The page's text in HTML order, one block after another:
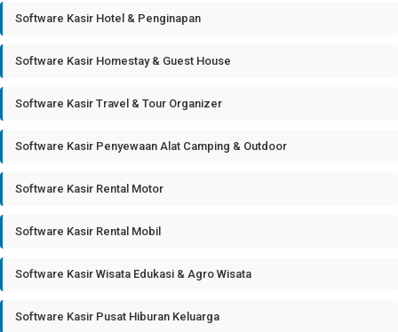
Software Kasir Hotel & Penginapan
Software Kasir Homestay & Guest House
Software Kasir Travel & Tour Organizer
Software Kasir Penyewaan Alat Camping & Outdoor
Software Kasir Rental Motor
Software Kasir Rental Mobil
Software Kasir Wisata Edukasi & Agro Wisata
Software Kasir Pusat Hiburan Keluarga